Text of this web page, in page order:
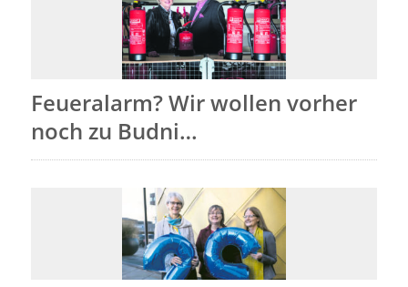
Feueralarm? Wir wollen vorher
noch zu Budni…